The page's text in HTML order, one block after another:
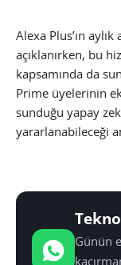
Alexa Plus’ın
açıklanırken, bu
kapsamında da
Prime üyelerinin
sunduğu yapay
yararlanabileceği
Günün